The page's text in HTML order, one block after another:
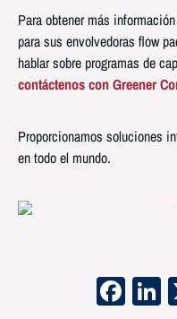
Para obtener más
para sus envolvedoras flow
hablar sobre programas de
contáctenos con Greener
Proporcionamos soluciones
en todo el mundo.